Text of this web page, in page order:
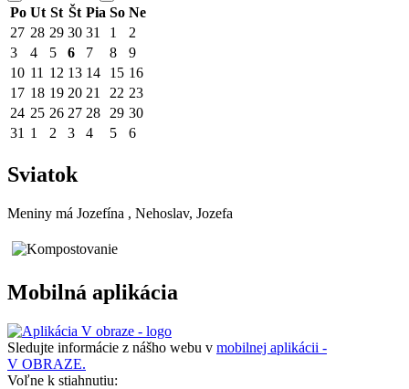
Po Ut St Št Pia So Ne
27 28 29 30 31 1
2
3
4 5 6 7 8
9
10 11 12 13 14 15 16
17 18 19 20 21 22 23
24 25 26 27 28 29 30
31 1 2 3 4 5 6
Sviatok
Meniny má Jozefína , Nehoslav, Jozefa
Mobilná aplikácia
Sledujte informácie z nášho webu v mobilnej aplikácii -
V OBRAZE.
Voľne k stiahnutiu: